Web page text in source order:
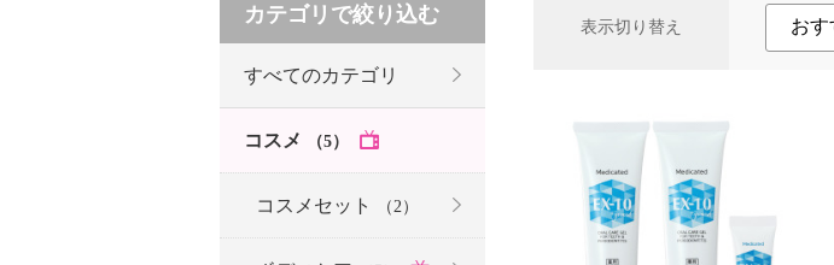
表示切り替え
カテゴリで絞り込む
すべてのカテゴリ
コスメ （5）
コスメセット （2）